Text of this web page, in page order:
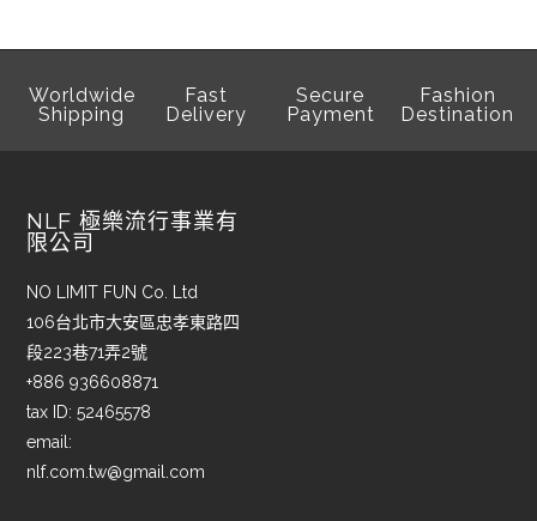
Worldwide
Shipping
Fast
Delivery
Secure
Payment
Fashion
Destination
NLF 極樂流行事業有
限公司
NO LIMIT FUN Co. Ltd
106台北市大安區忠孝東路四
段223巷71弄2號
+886 936608871
tax ID: 52465578
email:
nlf.com.tw@gmail.com